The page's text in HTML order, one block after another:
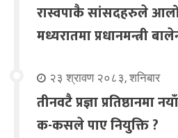
रास्वपाकै सांसदहरुले
मध्यरातमा प्रधानमन्त्री
२३ श्रावण २०८३, शनिबार
तीनवटै प्रज्ञा प्रतिष्ठानमा
क-कसले पाए नियुक्ति ?